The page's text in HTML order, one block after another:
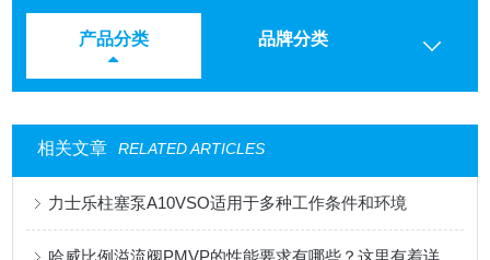
产品分类 品牌分类
相关文章 RELATED ARTICLES
力士乐柱塞泵A10VSO适用于多种工作条件和环境
哈威比例溢流阀PMVP的性能要求有哪些？这里有着详细的分析